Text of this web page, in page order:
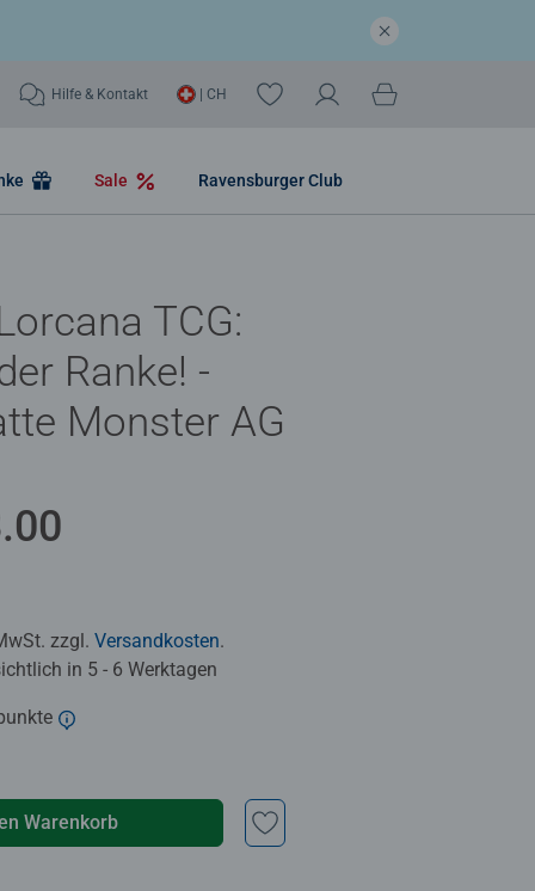
Hilfe & Kontakt | CH
Sale Ravensburger Club
TCG:
Ranke! -
Monster AG
zzgl. Versandkosten.
in 5 - 6 Werktagen
Warenkorb